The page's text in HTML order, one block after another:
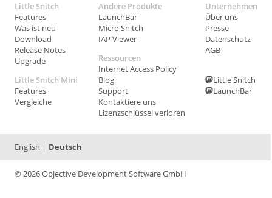
Little Snitch
Features
Was ist neu
Download
Release Notes
Upgrade
Little Snitch Mini
Features
Vergleiche
Andere Produkte
LaunchBar
Micro Snitch
IAP Viewer
Ressourcen
Internet Access Policy
Blog
Support
Kontaktiere uns
Lizenzschlüssel verloren
Unternehmen
Über uns
Presse
Datenschutz
AGB
Little Snitch
LaunchBar
© 2026 Objective Development Software GmbH
English Deutsch